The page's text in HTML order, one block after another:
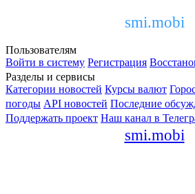
smi.mobi
Пользователям
Войти в систему Регистрация
Разделы и сервисы
Категории новостей Курсы валют
погоды API новостей Последние
Поддержать проект Наш канал в
smi.mobi